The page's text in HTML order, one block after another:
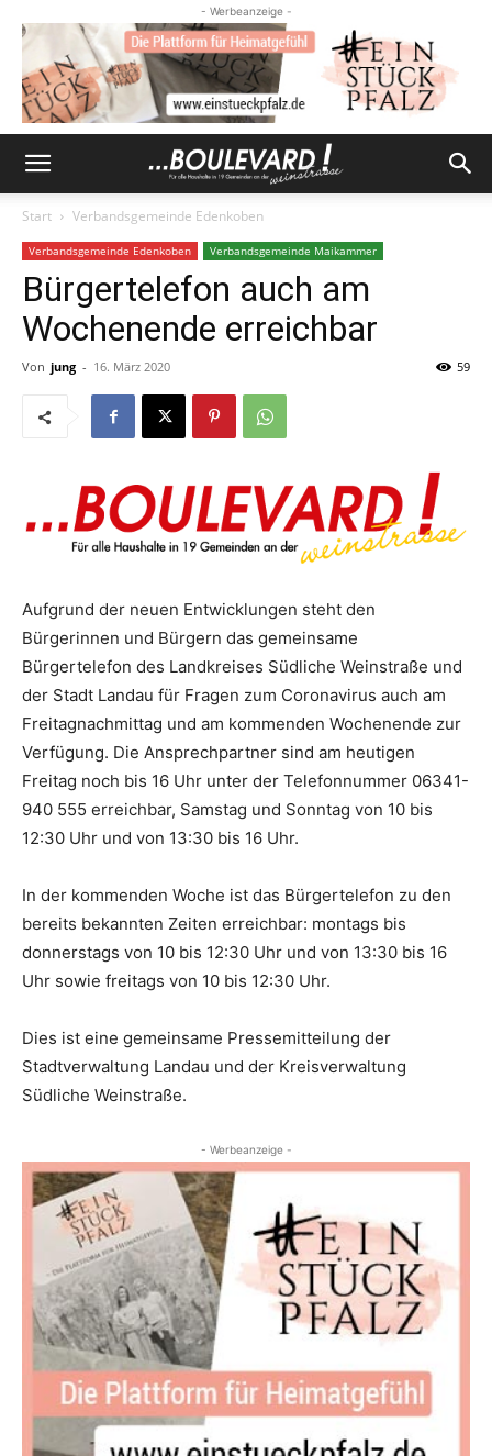
- Werbeanzeige -
Start Verbandsgemeinde Edenkoben
Verbandsgemeinde Edenkoben Verbandsgemeinde Maikammer
Bürgertelefon auch am
Wochenende erreichbar
Von jung - 16. März 2020 59
Aufgrund der neuen Entwicklungen steht den
Bürgerinnen und Bürgern das gemeinsame
Bürgertelefon des Landkreises Südliche Weinstraße und
der Stadt Landau für Fragen zum Coronavirus auch am
Freitagnachmittag und am kommenden Wochenende zur
Verfügung. Die Ansprechpartner sind am heutigen
Freitag noch bis 16 Uhr unter der Telefonnummer 06341-
940 555 erreichbar, Samstag und Sonntag von 10 bis
12:30 Uhr und von 13:30 bis 16 Uhr.
In der kommenden Woche ist das Bürgertelefon zu den
bereits bekannten Zeiten erreichbar: montags bis
donnerstags von 10 bis 12:30 Uhr und von 13:30 bis 16
Uhr sowie freitags von 10 bis 12:30 Uhr.
Dies ist eine gemeinsame Pressemitteilung der
Stadtverwaltung Landau und der Kreisverwaltung
Südliche Weinstraße.
- Werbeanzeige -